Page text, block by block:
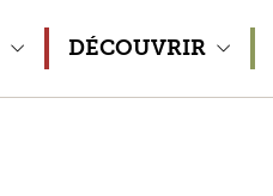
DÉCOUVRIR